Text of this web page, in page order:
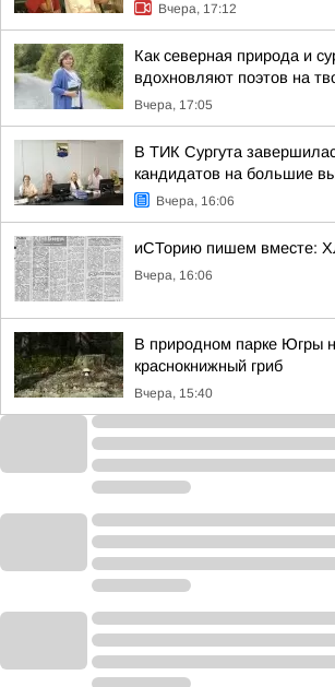
Вчера, 17:12
Как северная природа и
вдохновляют поэтов на
Вчера, 17:05
В ТИК Сургута
кандидатов на большие
Вчера, 16:06
иСТорию пишем вместе:
Вчера, 16:06
В природном парке Югры
краснокнижный гриб
Вчера, 15:40